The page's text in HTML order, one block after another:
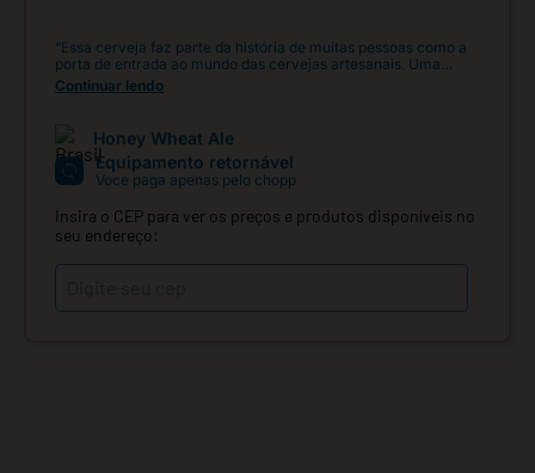
“Essa cerveja faz parte da história de muitas pessoas como a
porta de entrada ao mundo das cervejas artesanais. Uma
cerveja de trigo que leva adição de mel, possui cor alaranjada,
opaca e espuma cremosa. Seu aroma e sabores são
Apresenta elevada carbonatação, aquela sensação
borbulhante, é encorpada porém leve e refrescante. Além
disso é coringa na hora de harmonizar e por isso sugiro uma
tábua de frios com queijos e embutidos!”
Continuar lendo
Honey Wheat Ale
Equipamento retornável
Voce paga apenas pelo chopp
Insira o CEP para ver os preços e produtos disponíveis no
seu endereço: